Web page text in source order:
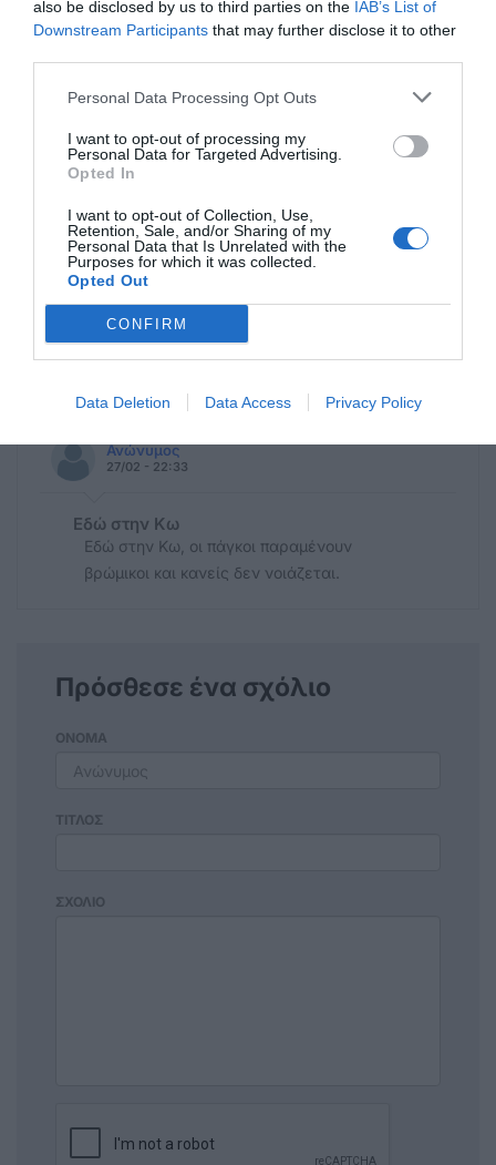
also be disclosed by us to third parties on the IAB’s List of
Downstream Participants that may further disclose it to other
Personal Data Processing Opt Outs
I want to opt-out of processing my
Personal Data for Targeted Advertising.
Opted In
I want to opt-out of Collection, Use,
Retention, Sale, and/or Sharing of my
Personal Data that Is Unrelated with the
Purposes for which it was collected.
Opted Out
CONFIRM
Data Deletion Data Access Privacy Policy
Η ανωνυμία είναι το καλύτερο κρησφύγετο δειλίας και
χυδαιότητας!
Σχόλια 2
Ανώνυμος
28/02 - 12:59
Κωος
Η κως φιλε ειναι πολυ μπροστα. Πηγαινε σε
αλλες τουριστικες περιοχες και θα το
Ανώνυμος
27/02 - 22:33
Εδώ στην Κω
Εδώ στην Κω, οι πάγκοι παραμένουν
βρώμικοι και κανείς δεν νοιάζεται.
Πρόσθεσε ένα σχόλιο
ΟΝΟΜΑ
ΤΙΤΛΟΣ
ΣΧΟΛΙΟ